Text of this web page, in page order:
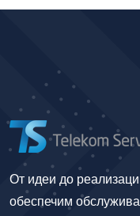
От идеи до
обеспечим